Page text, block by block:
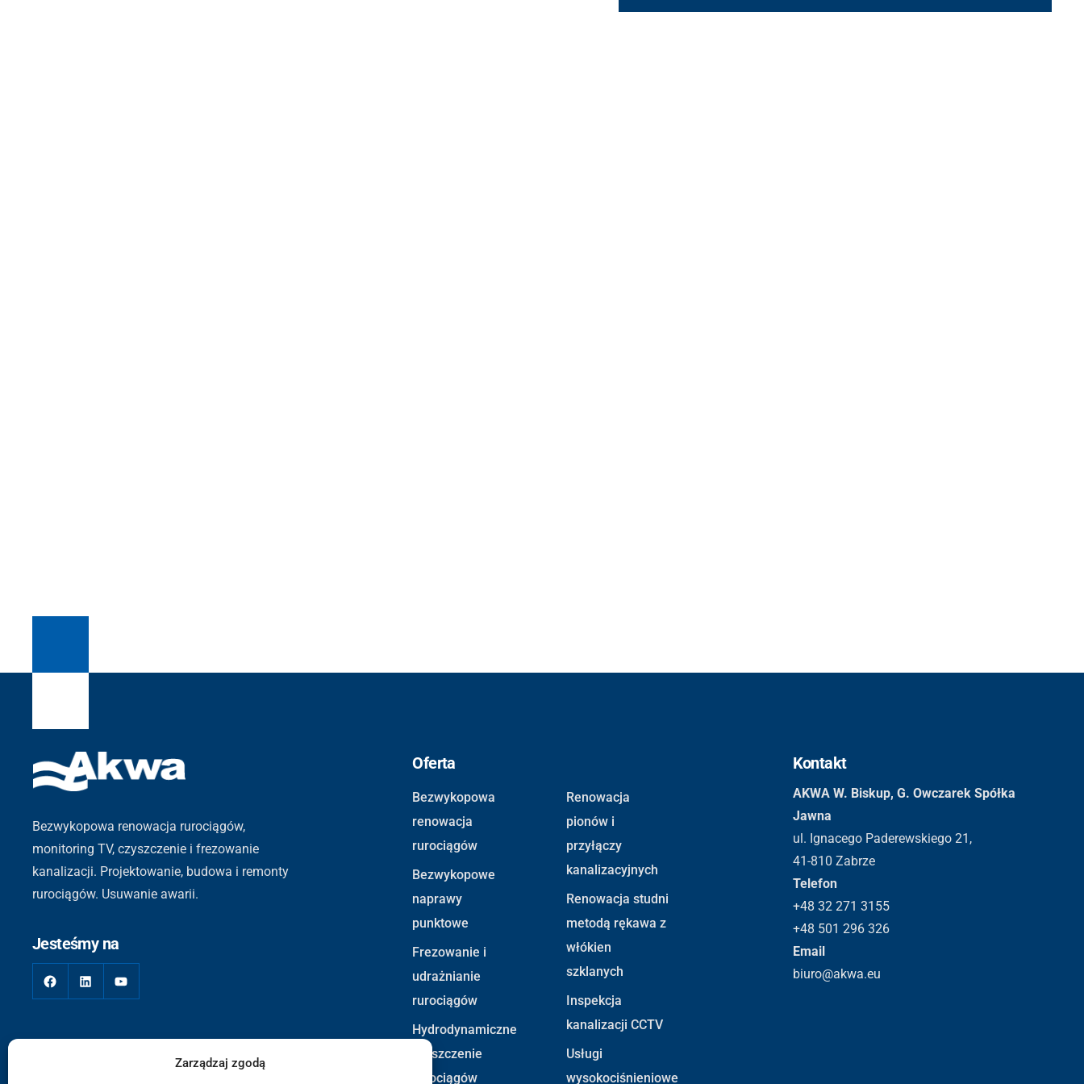
Zarządzaj zgodą
Bezwykopowa renowacja rurociągów,
monitoring TV, czyszczenie i frezowanie
kanalizacji. Projektowanie, budowa i remonty
rurociągów. Usuwanie awarii.
Jesteśmy na
Oferta
Bezwykopowa
renowacja
rurociągów
Bezwykopowe
naprawy
punktowe
Frezowanie i
udrażnianie
rurociągów
Hydrodynamiczne
czyszczenie
rurociągów
Renowacja
pionów i
przyłączy
kanalizacyjnych
Renowacja studni
metodą rękawa z
włókien
szklanych
Inspekcja
kanalizacji CCTV
Usługi
wysokociśnieniowe
Kontakt
AKWA W. Biskup, G. Owczarek Spółka
Jawna
ul. Ignacego Paderewskiego 21,
41-810 Zabrze
Telefon
+48 32 271 3155
+48 501 296 326
Email
biuro@akwa.eu